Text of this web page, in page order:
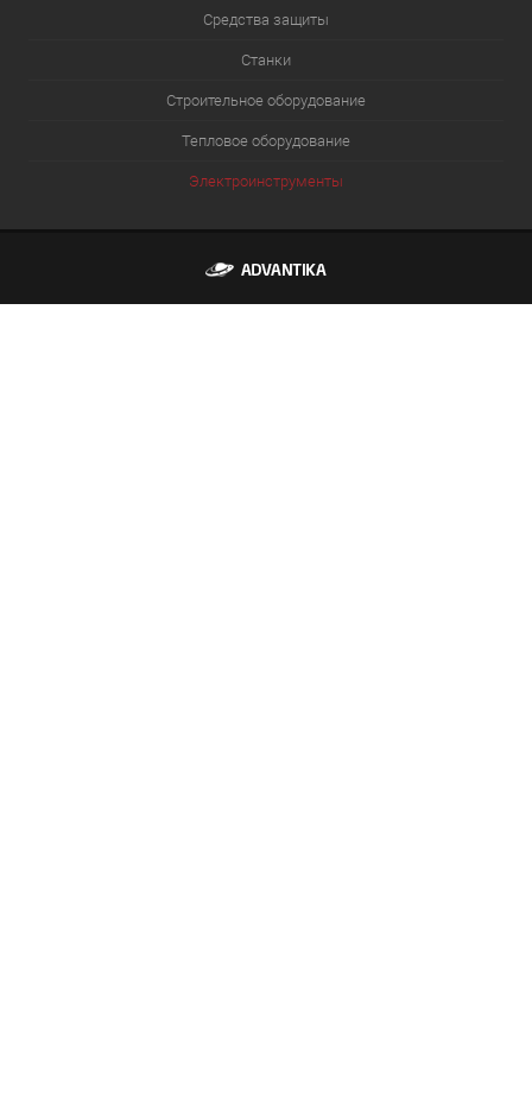
Средства защиты
Станки
Строительное оборудование
Тепловое оборудование
Электроинструменты